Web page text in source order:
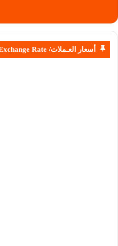
أسعار العـملات/ Exchange Rate